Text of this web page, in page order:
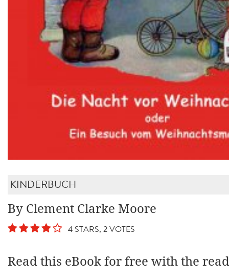
KINDERBUCH
By Clement Clarke Moore
4 STARS, 2 VOTES
Read this eBook for free with the